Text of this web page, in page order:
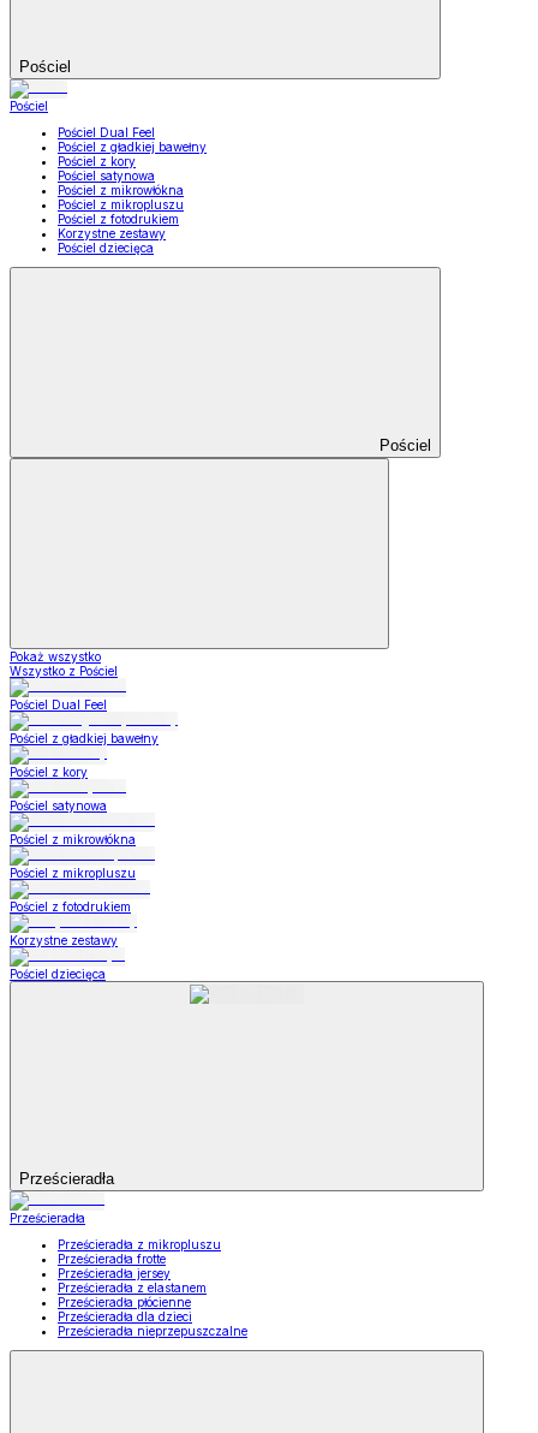
Pościel
Pościel
Pościel Dual Feel
Pościel z gładkiej bawełny
Pościel z kory
Pościel satynowa
Pościel z mikrowłókna
Pościel z mikropluszu
Pościel z fotodrukiem
Korzystne zestawy
Pościel dziecięca
Pościel
Pokaż wszystko
Wszystko z Pościel
Pościel Dual Feel
Pościel z gładkiej bawełny
Pościel z kory
Pościel satynowa
Pościel z mikrowłókna
Pościel z mikropluszu
Pościel z fotodrukiem
Korzystne zestawy
Pościel dziecięca
Prześcieradła
Prześcieradła
Prześcieradła z mikropluszu
Prześcieradła frotte
Prześcieradła jersey
Prześcieradła z elastanem
Prześcieradła płócienne
Prześcieradła dla dzieci
Prześcieradła nieprzepuszczalne